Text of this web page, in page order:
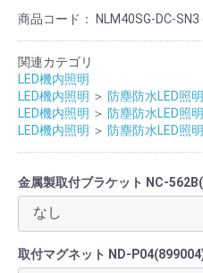
商品コード： NLM40SG-DC-
関連カテゴリ
LED機内照明
LED機内照明 ＞ 防塵防水LED照明
LED機内照明 ＞ 防塵防水LED照明
LED機内照明 ＞ 防塵防水LED照明
金属製取付ブラケット NC-
取付マグネット ND-